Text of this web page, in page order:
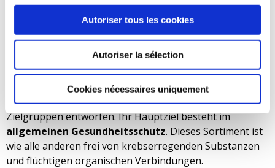
Autoriser tous les cookies
Autoriser la sélection
Cookies nécessaires uniquement
speziell aufmedizinische Umgebungenabgestimmte
Verkleidung eignet sich ebenso für feuchte
Umgebungen.
An welche Zielgruppe richten sich diese
spezifischen Verkleidungen?
Die Verkleidungen wurden für alle Umgebungen und
Zielgruppen entworfen. Ihr Hauptziel besteht im
allgemeinen Gesundheitsschutz. Dieses Sortiment ist
wie alle anderen frei von krebserregenden Substanzen
und flüchtigen organischen Verbindungen.